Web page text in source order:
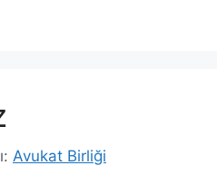
Avukat Birliği